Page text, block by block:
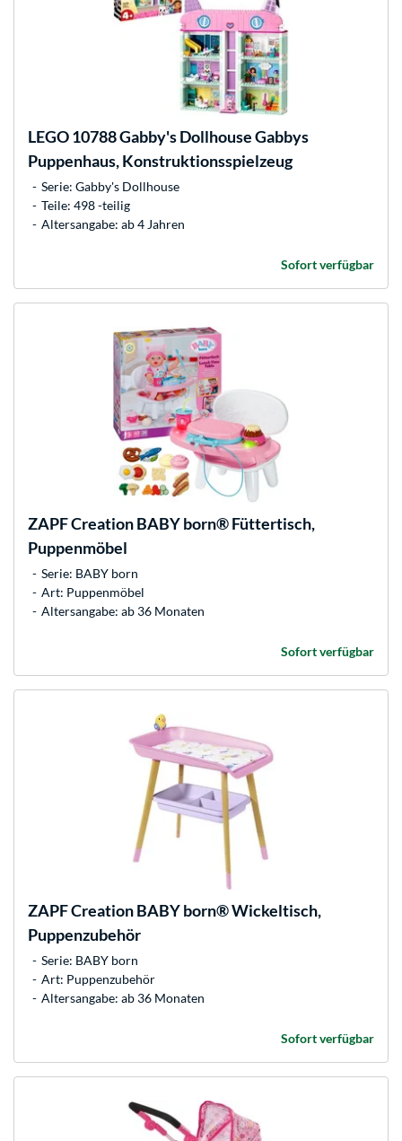
LEGO10788 Gabby's Dollhouse Gabbys
Puppenhaus, Konstruktionsspielzeug
Serie: Gabby's Dollhouse
Teile: 498 -teilig
Altersangabe: ab 4 Jahren
Sofort verfügbar
ZAPF CreationBABY born® Füttertisch,
Puppenmöbel
Serie: BABY born
Art: Puppenmöbel
Altersangabe: ab 36 Monaten
Sofort verfügbar
ZAPF CreationBABY born® Wickeltisch,
Puppenzubehör
Serie: BABY born
Art: Puppenzubehör
Altersangabe: ab 36 Monaten
Sofort verfügbar